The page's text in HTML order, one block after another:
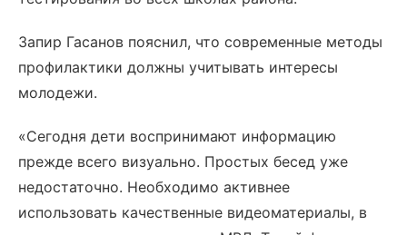
Запир Гасанов пояснил, что современные методы
профилактики должны учитывать интересы
молодежи.
«Сегодня дети воспринимают информацию
прежде всего визуально. Простых бесед уже
недостаточно. Необходимо активнее
использовать качественные видеоматериалы, в